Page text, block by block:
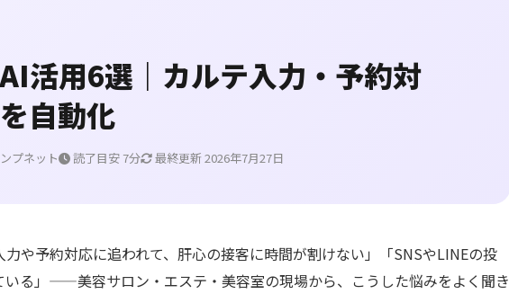
活用6選｜カルテ入力・予約対
自動化
プネット 読了目安 7分 最終更新 2026年7月27日
力や予約対応に追われて、肝心の接客に時間が割けない」「SNSやLINEの投
いる」——美容サロン・エステ・美容室の現場から、こうした悩みをよく聞き